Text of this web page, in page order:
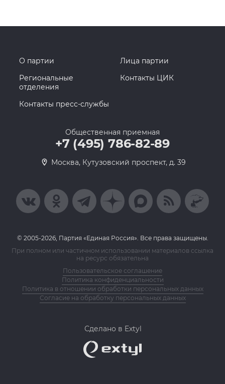
О партии
Лица партии
Региональные
отделения
Контакты ЦИК
Контакты пресс-службы
Общественная приемная
+7 (495) 786-82-89
Москва, Кутузовский проспект, д. 39
© 2005-2026, Партия «Единая Россия». Все права защищены.
При полном или частичном использовании материалов ссылка
на ресурс обязательна
Пользовательское соглашение
Политика конфиденциальности
Политика в отношении обработки персональных данных
Согласие на обработку персональных данных
Сделано в Extyl